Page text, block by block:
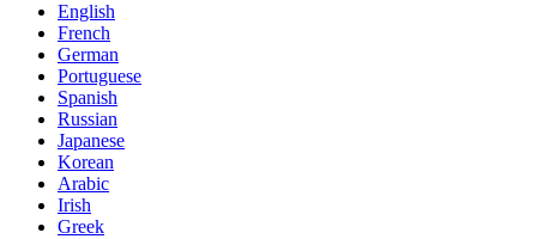
English
French
German
Portuguese
Spanish
Russian
Japanese
Korean
Arabic
Irish
Greek